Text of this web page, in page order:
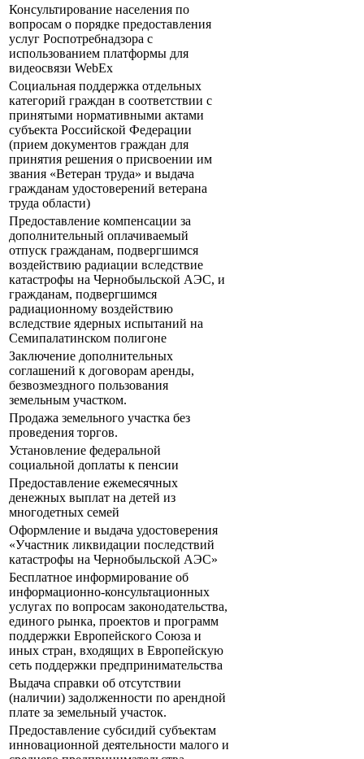
Консультирование населения по
вопросам о порядке предоставления
услуг Роспотребнадзора с
использованием платформы для
видеосвязи WebEx
Социальная поддержка отдельных
категорий граждан в соответствии с
принятыми нормативными актами
субъекта Российской Федерации
(прием документов граждан для
принятия решения о присвоении им
звания «Ветеран труда» и выдача
гражданам удостоверений ветерана
труда области)
Предоставление компенсации за
дополнительный оплачиваемый
отпуск гражданам, подвергшимся
воздействию радиации вследствие
катастрофы на Чернобыльской АЭС, и
гражданам, подвергшимся
радиационному воздействию
вследствие ядерных испытаний на
Семипалатинском полигоне
Заключение дополнительных
соглашений к договорам аренды,
безвозмездного пользования
земельным участком.
Продажа земельного участка без
проведения торгов.
Установление федеральной
социальной доплаты к пенсии
Предоставление ежемесячных
денежных выплат на детей из
многодетных семей
Оформление и выдача удостоверения
«Участник ликвидации последствий
катастрофы на Чернобыльской АЭС»
Бесплатное информирование об
информационно-консультационных
услугах по вопросам законодательства,
единого рынка, проектов и программ
поддержки Европейского Союза и
иных стран, входящих в Европейскую
сеть поддержки предпринимательства
Выдача справки об отсутствии
(наличии) задолженности по арендной
плате за земельный участок.
Предоставление субсидий субъектам
инновационной деятельности малого и